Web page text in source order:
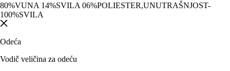
80%VUNA 14%SVILA 06%POLIESTER,UNUTRAŠNJOST-
100%SVILA
Odeća
Vodič veličina za odeću